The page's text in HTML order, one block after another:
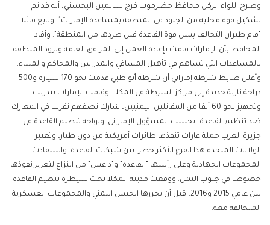
وصرح اللواء الركن محافظ حضرموت فرج سالمين البحسني، أنه قد تم
تشكيل قوة محلية من الجنود في المنطقة بمساعدة الإمارات"، وتابع قائلا
"قام طيران التحالف بشل قوة القاعدة قبل طردها من المنطقة". وأفاد
المحافظ بأن الإمارات قامت بإعادة العمل إلى المرافق العامة وتزود المنطقة
بالمساعدات التي تساهم في تأهيل المشافي والمدراس والمحاكم والميناء.
وأعلن ضابط شرطة إماراتي أن شرطة أبو ظبي قدمت نحو 170 سيارة و500
دراجة نارية جديدة إلى مراكز الشرطة في المكلا. وقامت الإمارات بتدريب
وتجهيز نحو 60 ألفا من المقاتلين اليمنيين، شارك نصفهم تقريبا في المعارك
ضد تنظيم القاعدة، بحسب المسؤول الإماراتي. ويواجه تنظيم القاعدة في
جزيرة العرب حملة غارات تنفذها طائرات أمريكية من دون طيار، وتعتبر
الولايات المتحدة هذا الفرع الأكثر خطرا بين شبكات القاعدة. واستفادت
المجموعات الجهادية وعلى رأسها "القاعدة" و"داعش" من النزاع لتعزيز نفوذها
خصوصا في جنوب اليمن. ووقعت مدينة المكلا تحت سيطرة تنظيم القاعدة
بين عامي 2015 و2016، قبل أن يحررها الجيش اليمني والمجموعات العسكرية
المتحالفة معه.